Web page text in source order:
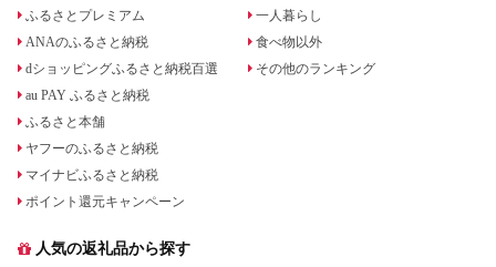
ふるさとプレミアム
ANAのふるさと納税
dショッピングふるさと納税百選
au PAY ふるさと納税
ふるさと本舗
ヤフーのふるさと納税
マイナビふるさと納税
ポイント還元キャンペーン
一人暮らし
食べ物以外
その他のランキング
人気の返礼品から探す